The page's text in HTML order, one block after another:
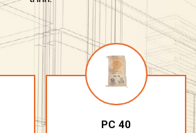
PC 40